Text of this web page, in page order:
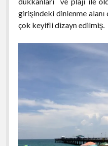
girişindeki dinlenme
çok keyifli dizayn edilmiş.